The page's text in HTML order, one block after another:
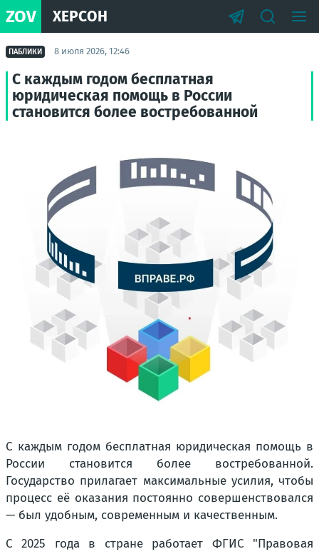
ZOV ХЕРСОН
ПАБЛИКИ 8 июля 2026, 12:46
С каждым годом бесплатная
юридическая помощь в России
становится более востребованной
С каждым годом бесплатная юридическая помощь в
России становится более востребованной.
Государство прилагает максимальные усилия, чтобы
процесс её оказания постоянно совершенствовался
— был удобным, современным и качественным.
С 2025 года в стране работает ФГИС "Правовая